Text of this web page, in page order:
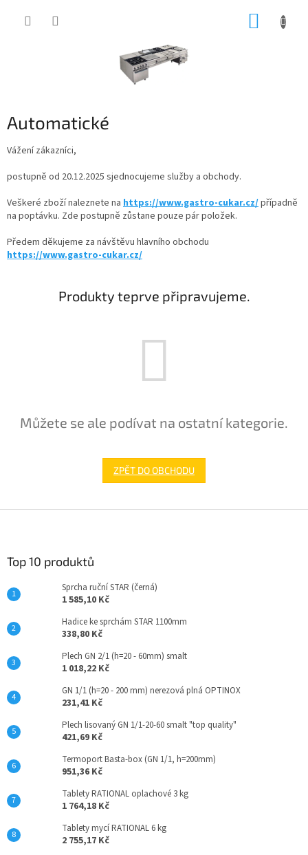
Automatické
Vážení zákazníci,
postupně od 20.12.2025 sjednocujeme služby a obchody.
Veškeré zboží naleznete na https://www.gastro-cukar.cz/případně
na poptávku. Zde postupně zůstane pouze pár položek.
Předem děkujeme za návštěvu hlavního obchodu
https://www.gastro-cukar.cz/
Produkty teprve připravujeme.
Můžete se ale podívat na ostatní kategorie.
ZPĚT DO OBCHODU
Top 10 produktů
Sprcha ruční STAR (černá)
1 585,10 Kč
Hadice ke sprchám STAR 1100mm
338,80 Kč
Plech GN 2/1 (h=20 - 60mm) smalt
1 018,22 Kč
GN 1/1 (h=20 - 200 mm) nerezová plná OPTINOX
231,41 Kč
Plech lisovaný GN 1/1-20-60 smalt "top quality"
421,69 Kč
Termoport Basta-box (GN 1/1, h=200mm)
951,36 Kč
Tablety RATIONAL oplachové 3 kg
1 764,18 Kč
Tablety mycí RATIONAL 6 kg
2 755,17 Kč